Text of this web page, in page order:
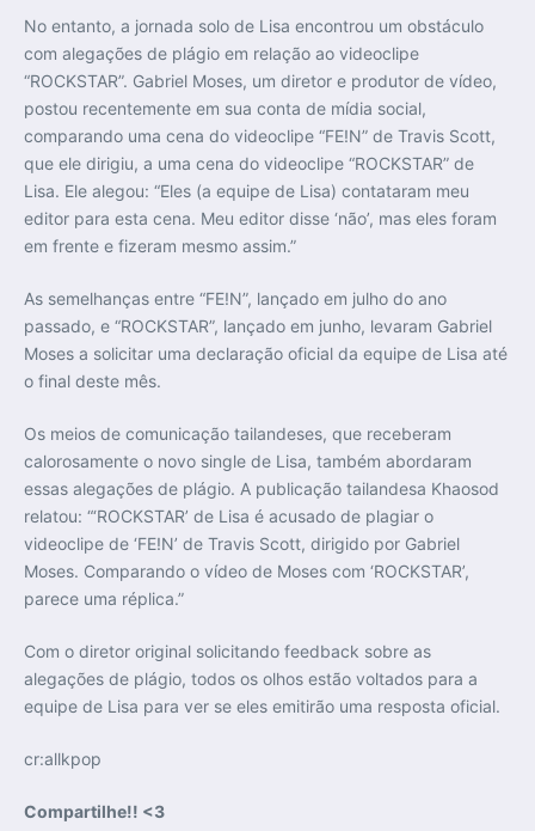
No entanto, a jornada solo de Lisa encontrou um obstáculo
com alegações de plágio em relação ao videoclipe
“ROCKSTAR”. Gabriel Moses, um diretor e produtor de vídeo,
postou recentemente em sua conta de mídia social,
comparando uma cena do videoclipe “FE!N” de Travis Scott,
que ele dirigiu, a uma cena do videoclipe “ROCKSTAR” de
Lisa. Ele alegou: “Eles (a equipe de Lisa) contataram meu
editor para esta cena. Meu editor disse ‘não’, mas eles foram
em frente e fizeram mesmo assim.”
As semelhanças entre “FE!N”, lançado em julho do ano
passado, e “ROCKSTAR”, lançado em junho, levaram Gabriel
Moses a solicitar uma declaração oficial da equipe de Lisa até
o final deste mês.
Os meios de comunicação tailandeses, que receberam
calorosamente o novo single de Lisa, também abordaram
essas alegações de plágio. A publicação tailandesa Khaosod
relatou: “‘ROCKSTAR’ de Lisa é acusado de plagiar o
videoclipe de ‘FE!N’ de Travis Scott, dirigido por Gabriel
Moses. Comparando o vídeo de Moses com ‘ROCKSTAR’,
parece uma réplica.”
Com o diretor original solicitando feedback sobre as
alegações de plágio, todos os olhos estão voltados para a
equipe de Lisa para ver se eles emitirão uma resposta oficial.
cr:allkpop
Compartilhe!! <3